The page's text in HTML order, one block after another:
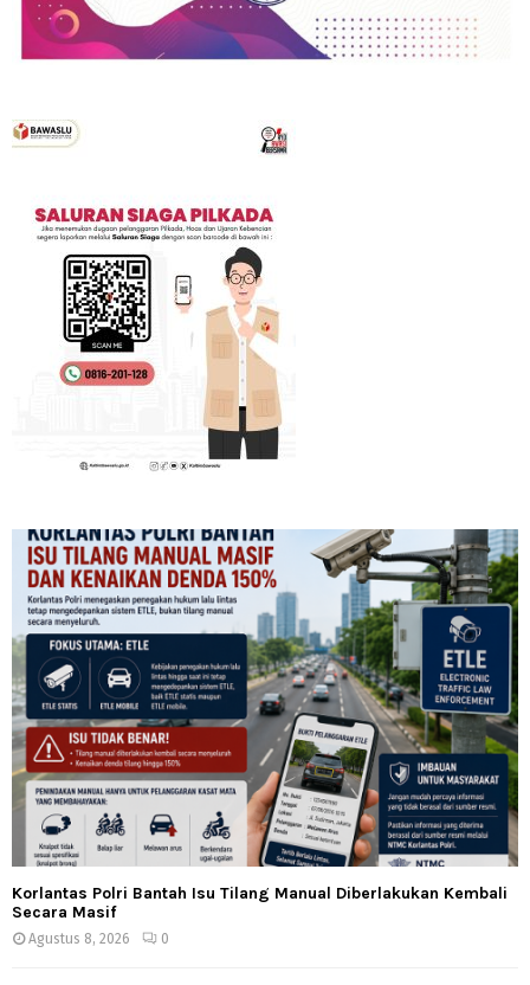
Korlantas Polri Bantah Isu Tilang Manual Diberlakukan Kembali
Secara Masif
Agustus 8, 2026 0